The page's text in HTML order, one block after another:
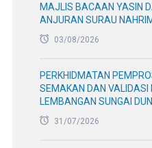
MAJLIS BACAAN YASIN
ANJURAN SURAU
03/08/2026
PERKHIDMATAN
SEMAKAN DAN VALIDASI
LEMBANGAN SUNGAI
31/07/2026